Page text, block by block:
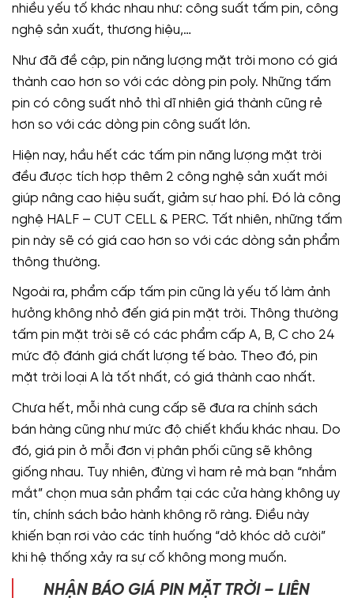
nhiều yếu tố khác nhau như: công suất tấm pin, công
nghệ sản xuất, thương hiệu,…
Như đã đề cập, pin năng lượng mặt trời mono có giá
thành cao hơn so với các dòng pin poly. Những tấm
pin có công suất nhỏ thì dĩ nhiên giá thành cũng rẻ
hơn so với các dòng pin công suất lớn.
Hiện nay, hầu hết các tấm pin năng lượng mặt trời
đều được tích hợp thêm 2 công nghệ sản xuất mới
giúp nâng cao hiệu suất, giảm sự hao phí. Đó là công
nghệ HALF – CUT CELL & PERC. Tất nhiên, những tấm
pin này sẽ có giá cao hơn so với các dòng sản phẩm
thông thường.
Ngoài ra, phẩm cấp tấm pin cũng là yếu tố làm ảnh
hưởng không nhỏ đến giá pin mặt trời. Thông thường
tấm pin mặt trời sẽ có các phẩm cấp A, B, C cho 24
mức độ đánh giá chất lượng tế bào. Theo đó, pin
mặt trời loại A là tốt nhất, có giá thành cao nhất.
Chưa hết, mỗi nhà cung cấp sẽ đưa ra chính sách
bán hàng cũng như mức độ chiết khấu khác nhau. Do
đó, giá pin ở mỗi đơn vị phân phối cũng sẽ không
giống nhau. Tuy nhiên, đừng vì ham rẻ mà bạn “nhắm
mắt” chọn mua sản phẩm tại các cửa hàng không uy
tín, chính sách bảo hành không rõ ràng. Điều này
khiến bạn rơi vào các tính huống “dở khóc dở cười”
khi hệ thống xảy ra sự cố không mong muốn.
NHẬN BÁO GIÁ PIN MẶT TRỜI – LIÊN